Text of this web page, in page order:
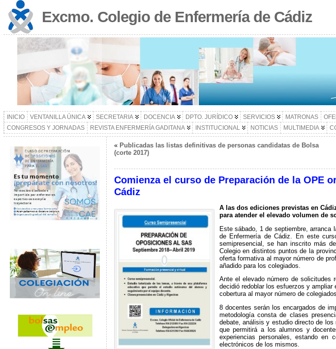
Excmo. Colegio de Enfermería de Cádiz
INICIO VENTANILLA ÚNICA SECRETARIA DOCENCIA DPTO. JURÍDICO SERVICIOS MATRONAS
CONGRESOS Y JORNADAS
REVISTA ENFERMERÍA GADITANA INSTITUCIONAL NOTICIAS MULTIMEDIA
« Publicadas las listas definitivas de personas candidatas de Bolsa
(corte 2017)
Comienza el curso de Preparación de la OPE
Cádiz
A las dos ediciones previstas en
para atender el elevado volumen de
Este sábado, 1 de septiembre, arranca
de Enfermería de Cádiz. En este
semipresencial, se han inscrito más
Colegio en distintos puntos de la
oferta formativa al mayor número de
añadido para los colegiados.
Ante el elevado número de solicitudes
decidió redoblar los esfuerzos y
cobertura al mayor número de
8 docentes serán los encargados de
metodología consta de clases
debate, análisis y estudio directo de
que permitirá a los alumnos y
experiencias personales, estando
electrónicos de los mismos.